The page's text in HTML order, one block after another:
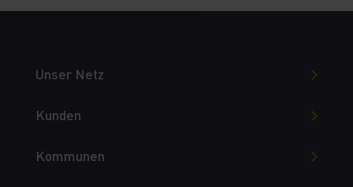
Unser Netz
Kunden
Kommunen